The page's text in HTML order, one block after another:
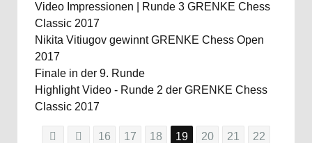
Video Impressionen | Runde 3 GRENKE Chess
Classic 2017
Nikita Vitiugov gewinnt GRENKE Chess Open
2017
Finale in der 9. Runde
Highlight Video - Runde 2 der GRENKE Chess
Classic 2017
16 17 18 19 20 21 22